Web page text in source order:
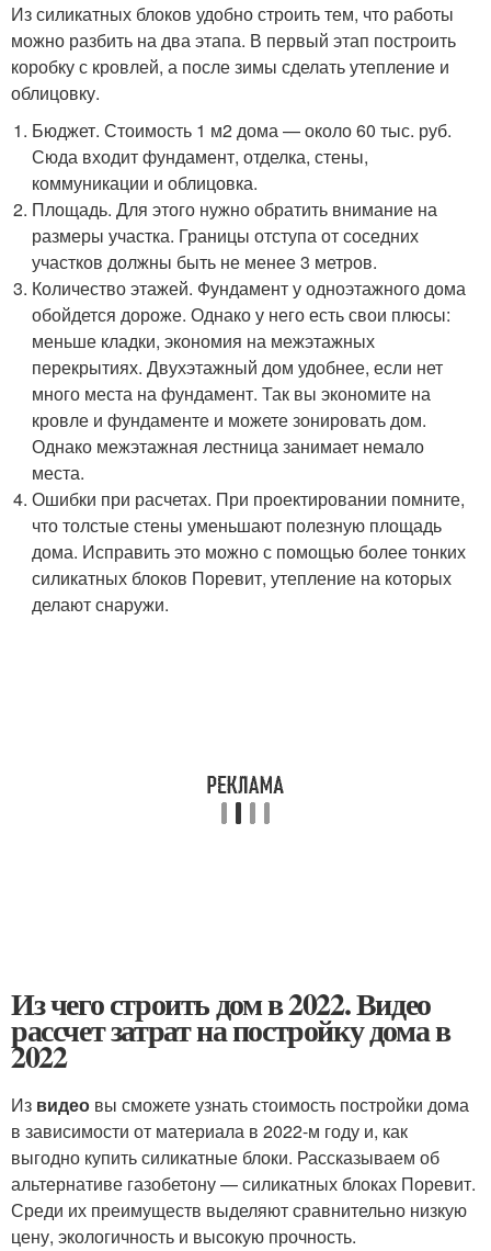
Из силикатных блоков удобно строить тем, что работы
можно разбить на два этапа. В первый этап построить
коробку с кровлей, а после зимы сделать утепление и
облицовку.
Бюджет. Стоимость 1 м2 дома — около 60 тыс. руб.
Сюда входит фундамент, отделка, стены,
коммуникации и облицовка.
Площадь. Для этого нужно обратить внимание на
размеры участка. Границы отступа от соседних
участков должны быть не менее 3 метров.
Количество этажей. Фундамент у одноэтажного дома
обойдется дороже. Однако у него есть свои плюсы:
меньше кладки, экономия на межэтажных
перекрытиях. Двухэтажный дом удобнее, если нет
много места на фундамент. Так вы экономите на
кровле и фундаменте и можете зонировать дом.
Однако межэтажная лестница занимает немало
места.
Ошибки при расчетах. При проектировании помните,
что толстые стены уменьшают полезную площадь
дома. Исправить это можно с помощью более тонких
силикатных блоков Поревит, утепление на которых
делают снаружи.
Из чего строить дом в 2022. Видео
рассчет затрат на постройку дома в
2022
Из видео вы сможете узнать стоимость постройки дома
в зависимости от материала в 2022-м году и, как
выгодно купить силикатные блоки. Рассказываем об
альтернативе газобетону — силикатных блоках Поревит.
Среди их преимуществ выделяют сравнительно низкую
цену, экологичность и высокую прочность.